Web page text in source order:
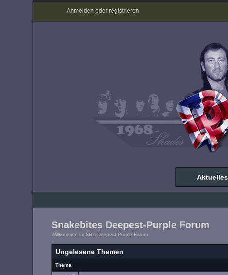
Anmelden oder registrieren
Aktuelles
Snakebites Deepest-Purple Forum
Willkommen im SB's Deepest Purple Forum
Ungelesene Themen
Thema